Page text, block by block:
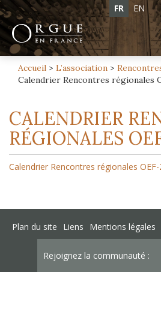
FR EN
Accueil > L’association >
Calendrier Rencontres régionales
CALENDRIER
RÉGIONALES
Calendrier Rencontres régionales
Plan du site Liens Mentions légales
Rejoignez la communauté :